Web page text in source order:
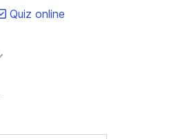
Quiz online